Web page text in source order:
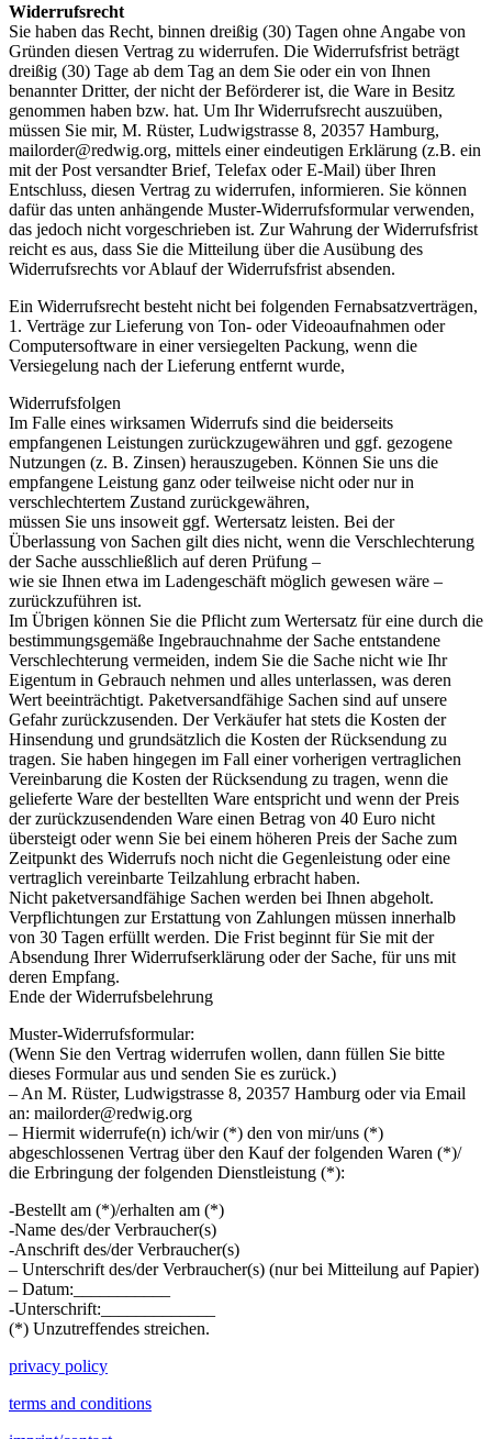
Widerrufsrecht
Sie haben das Recht, binnen dreißig (30) Tagen ohne Angabe von
Gründen diesen Vertrag zu widerrufen. Die Widerrufsfrist beträgt
dreißig (30) Tage ab dem Tag an dem Sie oder ein von Ihnen
benannter Dritter, der nicht der Beförderer ist, die Ware in Besitz
genommen haben bzw. hat. Um Ihr Widerrufsrecht auszuüben,
müssen Sie mir, M. Rüster, Ludwigstrasse 8, 20357 Hamburg,
mailorder@redwig.org, mittels einer eindeutigen Erklärung (z.B. ein
mit der Post versandter Brief, Telefax oder E-Mail) über Ihren
Entschluss, diesen Vertrag zu widerrufen, informieren. Sie können
dafür das unten anhängende Muster-Widerrufsformular verwenden,
das jedoch nicht vorgeschrieben ist. Zur Wahrung der Widerrufsfrist
reicht es aus, dass Sie die Mitteilung über die Ausübung des
Widerrufsrechts vor Ablauf der Widerrufsfrist absenden.
Ein Widerrufsrecht besteht nicht bei folgenden Fernabsatzverträgen,
1. Verträge zur Lieferung von Ton- oder Videoaufnahmen oder
Computersoftware in einer versiegelten Packung, wenn die
Versiegelung nach der Lieferung entfernt wurde,
Widerrufsfolgen
Im Falle eines wirksamen Widerrufs sind die beiderseits
empfangenen Leistungen zurückzugewähren und ggf. gezogene
Nutzungen (z. B. Zinsen) herauszugeben. Können Sie uns die
empfangene Leistung ganz oder teilweise nicht oder nur in
verschlechtertem Zustand zurückgewähren,
müssen Sie uns insoweit ggf. Wertersatz leisten. Bei der
Überlassung von Sachen gilt dies nicht, wenn die Verschlechterung
der Sache ausschließlich auf deren Prüfung –
wie sie Ihnen etwa im Ladengeschäft möglich gewesen wäre –
zurückzuführen ist.
Im Übrigen können Sie die Pflicht zum Wertersatz für eine durch die
bestimmungsgemäße Ingebrauchnahme der Sache entstandene
Verschlechterung vermeiden, indem Sie die Sache nicht wie Ihr
Eigentum in Gebrauch nehmen und alles unterlassen, was deren
Wert beeinträchtigt. Paketversandfähige Sachen sind auf unsere
Gefahr zurückzusenden. Der Verkäufer hat stets die Kosten der
Hinsendung und grundsätzlich die Kosten der Rücksendung zu
tragen. Sie haben hingegen im Fall einer vorherigen vertraglichen
Vereinbarung die Kosten der Rücksendung zu tragen, wenn die
gelieferte Ware der bestellten Ware entspricht und wenn der Preis
der zurückzusendenden Ware einen Betrag von 40 Euro nicht
übersteigt oder wenn Sie bei einem höheren Preis der Sache zum
Zeitpunkt des Widerrufs noch nicht die Gegenleistung oder eine
vertraglich vereinbarte Teilzahlung erbracht haben.
Nicht paketversandfähige Sachen werden bei Ihnen abgeholt.
Verpflichtungen zur Erstattung von Zahlungen müssen innerhalb
von 30 Tagen erfüllt werden. Die Frist beginnt für Sie mit der
Absendung Ihrer Widerrufserklärung oder der Sache, für uns mit
deren Empfang.
Ende der Widerrufsbelehrung
Muster-Widerrufsformular:
(Wenn Sie den Vertrag widerrufen wollen, dann füllen Sie bitte
dieses Formular aus und senden Sie es zurück.)
– An M. Rüster, Ludwigstrasse 8, 20357 Hamburg oder via Email
an: mailorder@redwig.org
– Hiermit widerrufe(n) ich/wir (*) den von mir/uns (*)
abgeschlossenen Vertrag über den Kauf der folgenden Waren (*)/
die Erbringung der folgenden Dienstleistung (*):
-Bestellt am (*)/erhalten am (*)
-Name des/der Verbraucher(s)
-Anschrift des/der Verbraucher(s)
– Unterschrift des/der Verbraucher(s) (nur bei Mitteilung auf Papier)
– Datum:___________
-Unterschrift:_____________
(*) Unzutreffendes streichen.
privacy policy
terms and conditions